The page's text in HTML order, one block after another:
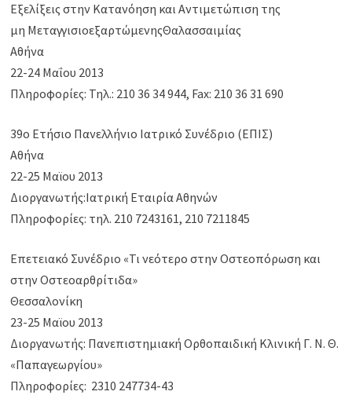
Εξελίξεις στην Κατανόηση και Αντιμετώπιση της
μη ΜεταγγισιοεξαρτώμενηςΘαλασσαιμίας
Αθήνα
22-24 Μαΐου 2013
Πληροφορίες: Τηλ.: 210 36 34 944, Fax: 210 36 31 690
39o Ετήσιο Πανελλήνιο Ιατρικό Συνέδριο (ΕΠΙΣ)
Αθήνα
22-25 Μαϊου 2013
Διοργανωτής:Ιατρική Εταιρία Αθηνών
Πληροφορίες: τηλ. 210 7243161, 210 7211845
Επετειακό Συνέδριο «Τι νεότερο στην Οστεοπόρωση και
στην Οστεοαρθρίτιδα»
Θεσσαλονίκη
23-25 Μαϊου 2013
Διοργανωτής: Πανεπιστημιακή Ορθοπαιδική Κλινική Γ. Ν. Θ.
«Παπαγεωργίου»
Πληροφορίες: 2310 247734-43